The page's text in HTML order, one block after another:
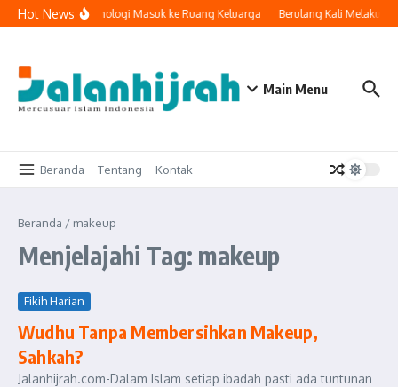
Lewati ke konten
Hot NewsKetika Teknologi Masuk ke Ruang Keluarga Berulang Kali
Main Menu
Beranda Tentang Kontak
Beranda / makeup
Menjelajahi Tag: makeup
Fikih Harian
Wudhu Tanpa Membersihkan Makeup,
Sahkah?
Jalanhijrah.com-Dalam Islam setiap ibadah pasti ada tuntunan